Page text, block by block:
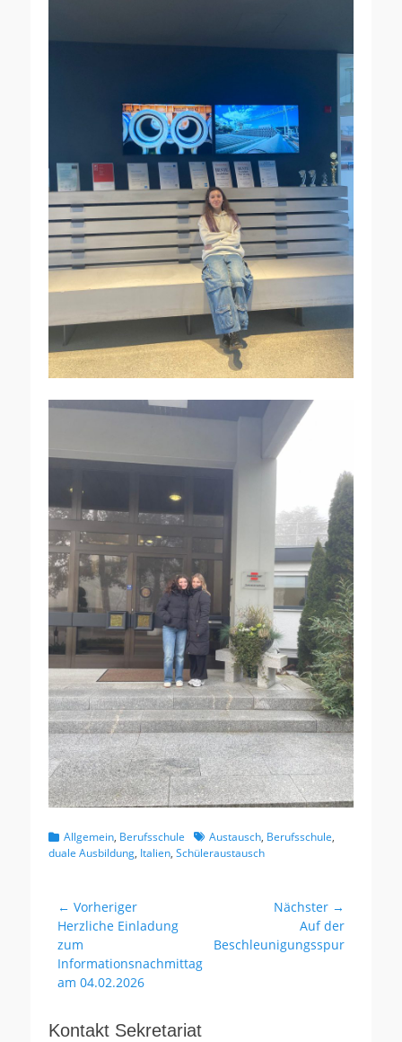
Kategorien
Allgemein, Berufsschule Schlagworte
Austausch, Berufsschule,
duale Ausbildung, Italien, Schüleraustausch
Beitragsnavigation
← Vorheriger
Vorheriger
Beitrag:
Herzliche Einladung
zum
Informationsnachmittag
am 04.02.2026
Nächster →
Beitrag:
Auf der
Beschleunigungsspur
Kontakt Sekretariat